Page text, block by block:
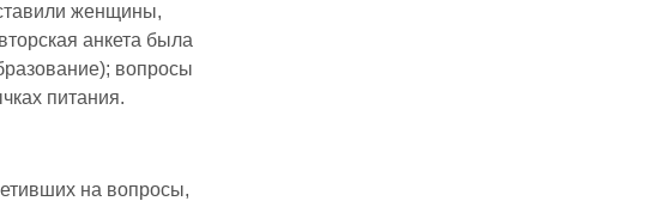
женщины,
анкета была
вопросы
питания.
на вопросы,